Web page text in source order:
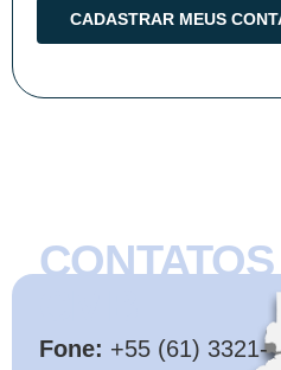
CONTATOS
Fone: +55 (61) 3321-